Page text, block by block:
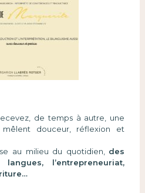
de temps à autre, une
douceur, réflexion et
au milieu du quotidien, des
l’entrepreneuriat,